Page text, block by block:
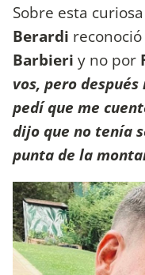
Sobre esta
Berardi
Barbieri y no por
vos, pero
pedí que me
dijo que no tenía
punta de la